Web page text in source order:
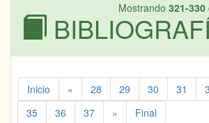
Mostrando 321-330
Inicio « 28 29 30 31
35
36 37 » Final